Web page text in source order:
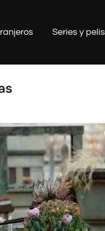
Series y pelis